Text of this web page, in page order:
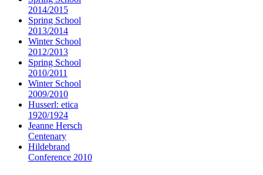
2014/2015
Spring School
2013/2014
Winter School
2012/2013
Spring School
2010/2011
Winter School
2009/2010
Husserl: etica
1920/1924
Jeanne Hersch
Centenary
Hildebrand
Conference 2010